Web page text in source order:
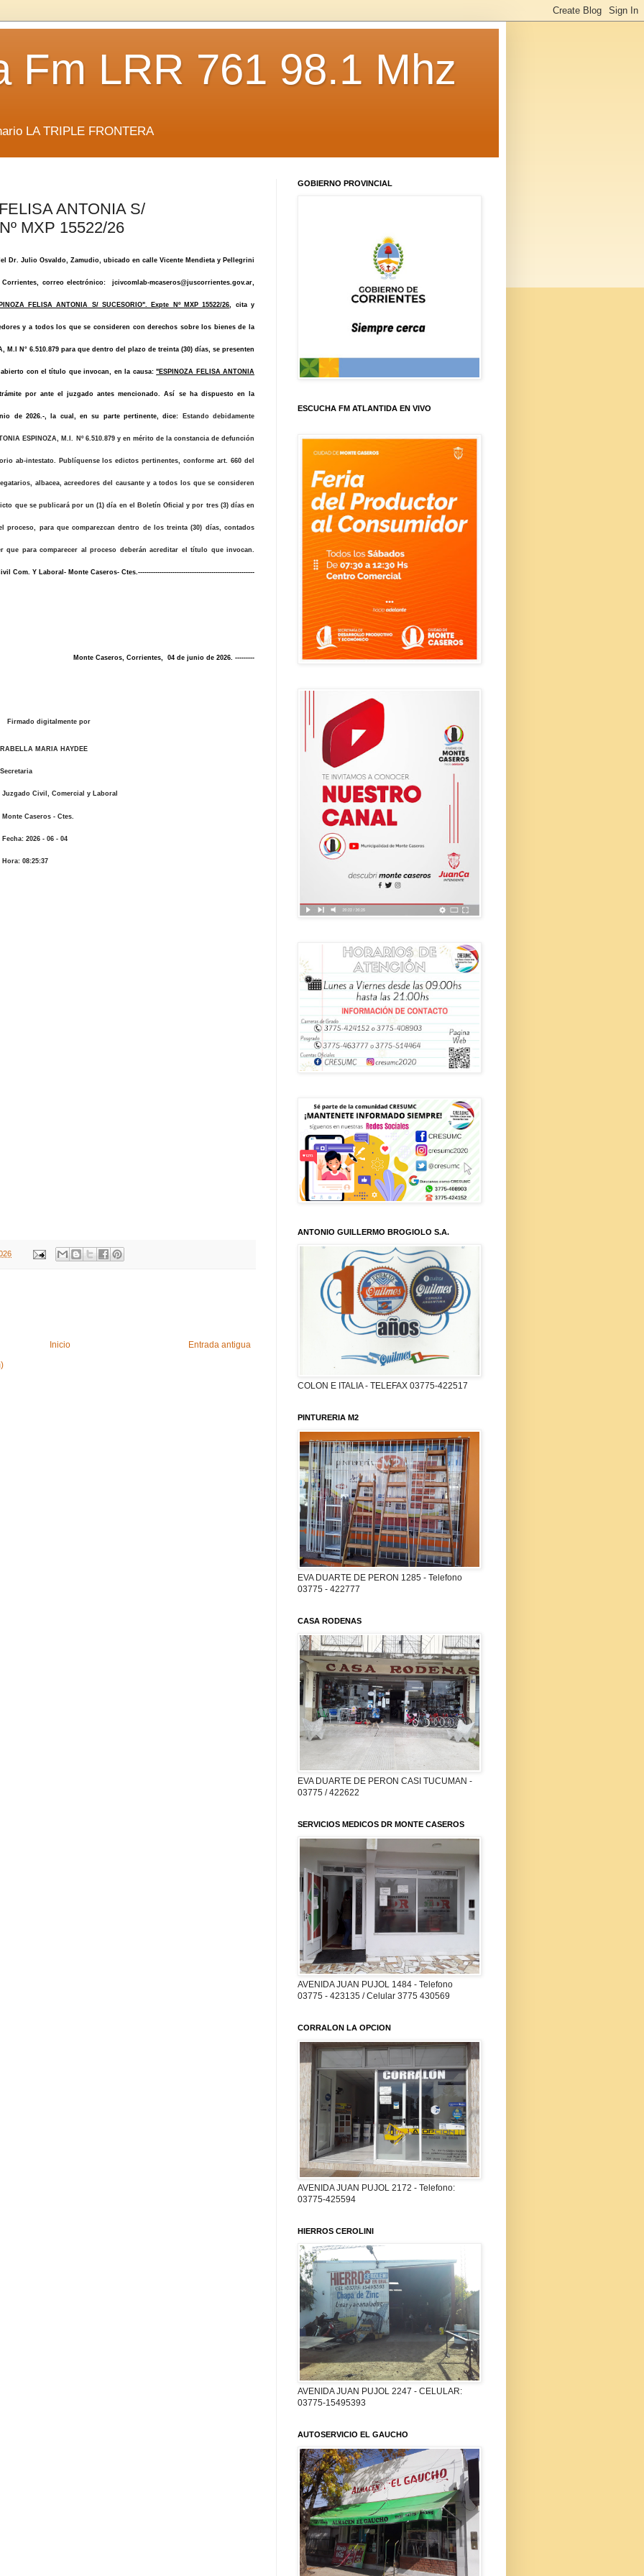
Fm LRR 761 98.1 Mhz
LA TRIPLE FRONTERA
ANTONIA S/
MXP 15522/26
Dr. Julio Osvaldo, Zamudio, ubicado en calle Vicente Mendieta y Pellegrini
correo electrónico: jcivcomlab-mcaseros@juscorrientes.gov.ar,
FELISA ANTONIA S/ SUCESORIO". Expte Nº MXP 15522/26, cita y
y a todos los que se consideren con derechos sobre los bienes de la
M.I N° 6.510.879 para que dentro del plazo de treinta (30) días, se presenten
con el título que invocan, en la causa:"ESPINOZA FELISA ANTONIA
por ante el juzgado antes mencionado. Así se ha dispuesto en la
de 2026.-, la cual, en su parte pertinente, dice: Estando debidamente
ESPINOZA, M.I. Nº 6.510.879 y en mérito de la constancia de defunción
ab-intestato. Publíquense los edictos pertinentes, conforme art. 660 del
albacea, acreedores del causante y a todos los que se consideren
que se publicará por un (1) día en el Boletín Oficial y por tres (3) días en
para que comparezcan dentro de los treinta (30) días, contados
que para comparecer al proceso deberán acreditar el título que invocan.
Com. Y Laboral- Monte Caseros- Ctes.------------------------------------------------------
Monte Caseros, Corrientes, 04 de junio de 2026. ---------
por
HAYDEE
y Laboral
- Ctes.
- 04
Entrada antigua
Inicio
GOBIERNO PROVINCIAL
ESCUCHA FM ATLANTIDA EN VIVO
ANTONIO GUILLERMO BROGIOLO S.A.
COLON E ITALIA - TELEFAX 03775-422517
PINTURERIA M2
EVA DUARTE DE PERON 1285 - Telefono
03775 - 422777
CASA RODENAS
EVA DUARTE DE PERON CASI TUCUMAN -
03775 / 422622
SERVICIOS MEDICOS DR MONTE CASEROS
AVENIDA JUAN PUJOL 1484 - Telefono
03775 - 423135 / Celular 3775 430569
CORRALON LA OPCION
AVENIDA JUAN PUJOL 2172 - Telefono:
03775-425594
HIERROS CEROLINI
AVENIDA JUAN PUJOL 2247 - CELULAR:
03775-15495393
AUTOSERVICIO EL GAUCHO